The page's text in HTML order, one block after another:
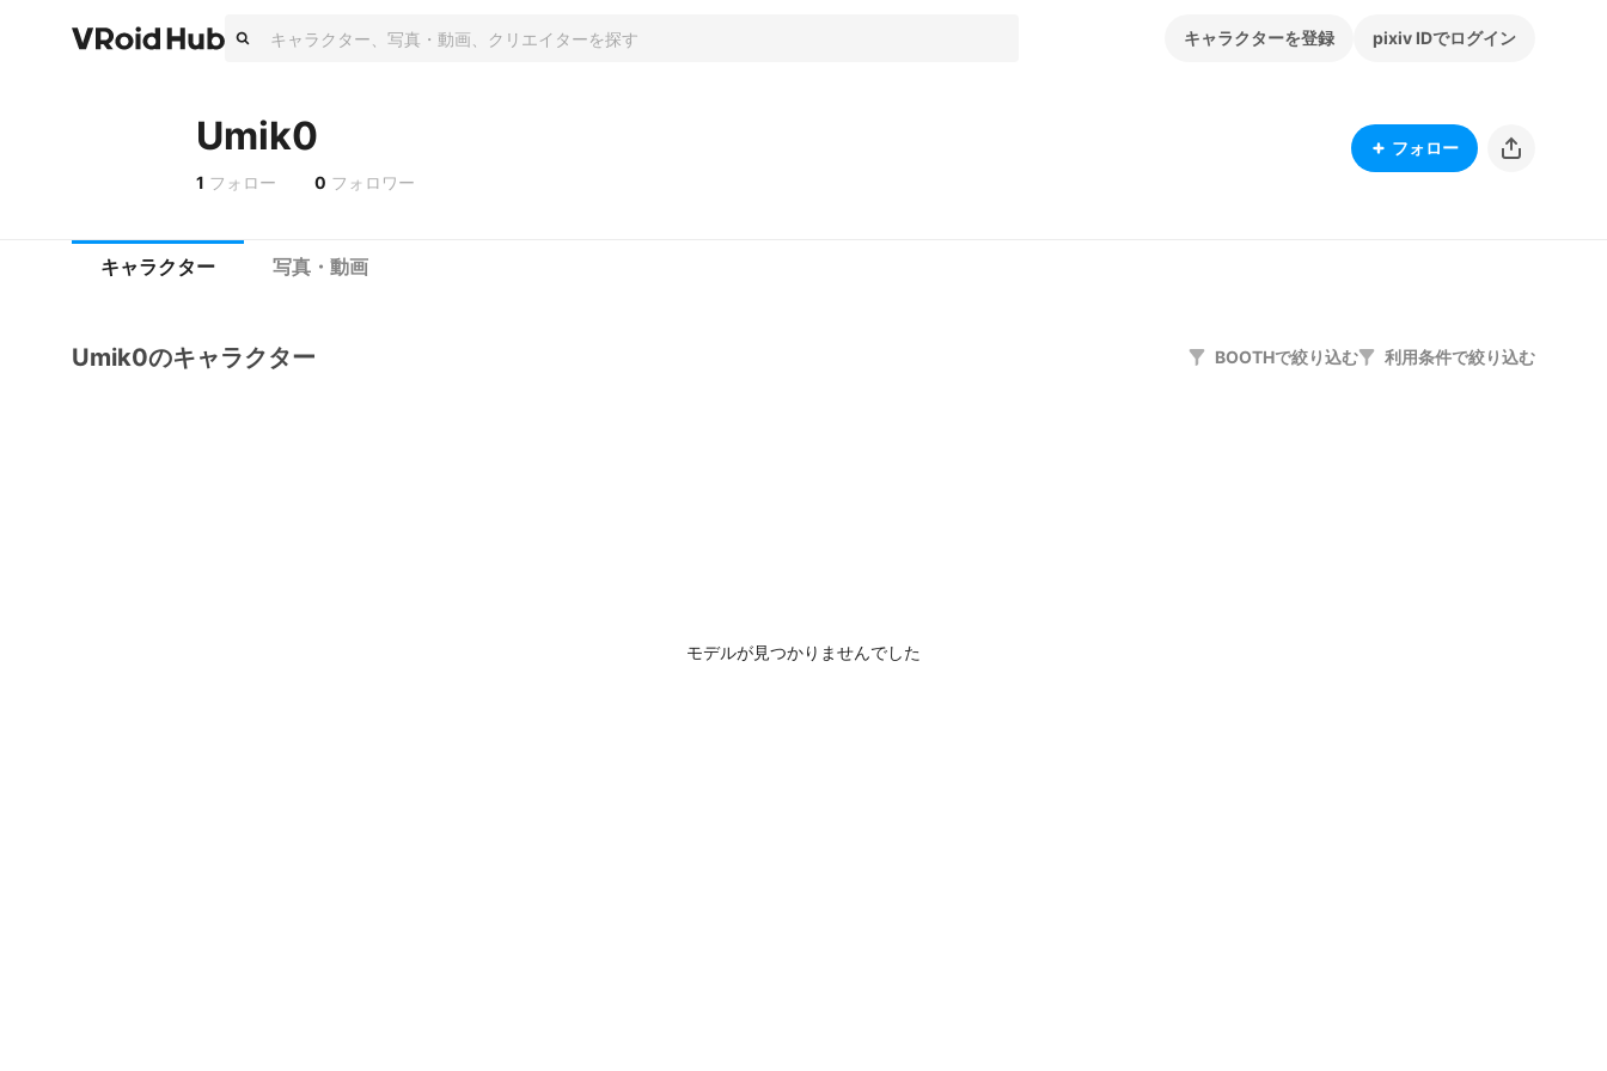
キャラクターを登録 pixiv IDでログイン
Umik0
1 フォロー 0 フォロワー
フォロー
キャラクター 写真・動画
Umik0のキャラクター BOOTHで絞り込む 利用条件で絞り込む
モデルが見つかりませんでした